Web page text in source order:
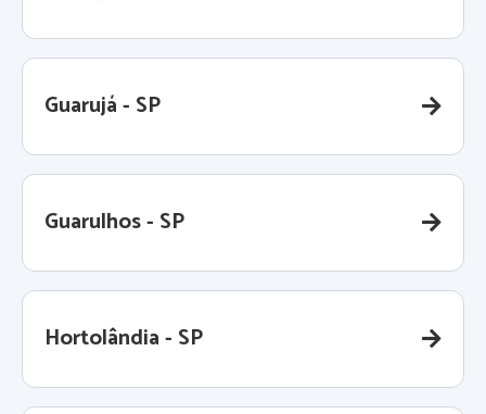
Guarujá - SP
Guarulhos - SP
Hortolândia - SP